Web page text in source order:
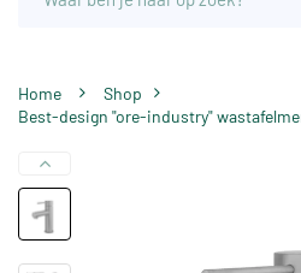
Home
Shop
Best-design "ore-industry"